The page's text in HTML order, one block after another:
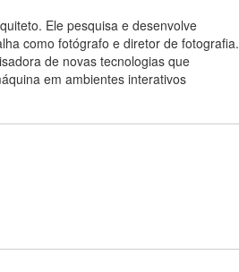
Ele pesquisa e desenvolve
como fotógrafo e diretor de fotografia.
de novas tecnologias que
em ambientes interativos